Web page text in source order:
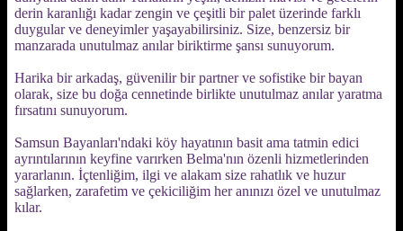
derin karanlığı kadar zengin ve çeşitli bir palet üzerinde farklı
duygular ve deneyimler yaşayabilirsiniz. Size, benzersiz bir
manzarada unutulmaz anılar biriktirme şansı sunuyorum.
Harika bir arkadaş, güvenilir bir partner ve sofistike bir bayan
olarak, size bu doğa cennetinde birlikte unutulmaz anılar yaratma
fırsatını sunuyorum.
Samsun Bayanları'ndaki köy hayatının basit ama tatmin edici
ayrıntılarının keyfine varırken Belma'nın özenli hizmetlerinden
yararlanın. İçtenliğim, ilgi ve alakam size rahatlık ve huzur
sağlarken, zarafetim ve çekiciliğim her anınızı özel ve unutulmaz
kılar.